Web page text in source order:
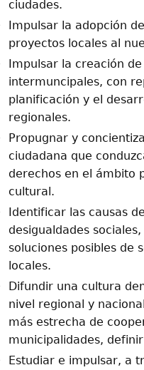
ciudades.
Impulsar la adopción
proyectos locales al
Impulsar la creación
intermuncipales, con
planificación y el
regionales.
Propugnar y
ciudadana que
derechos en el ámbito
cultural.
Identificar las causas
desigualdades
soluciones posibles de
locales.
Difundir una cultura
nivel regional y
más estrecha de
municipalidades,
Estudiar e impulsar, a